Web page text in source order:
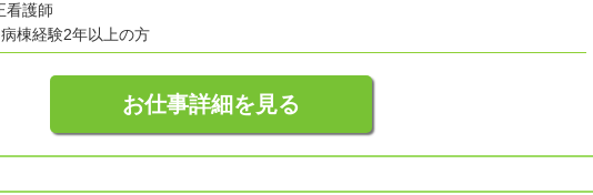
看護師
棟経験2年以上の方
お仕事詳細を見る